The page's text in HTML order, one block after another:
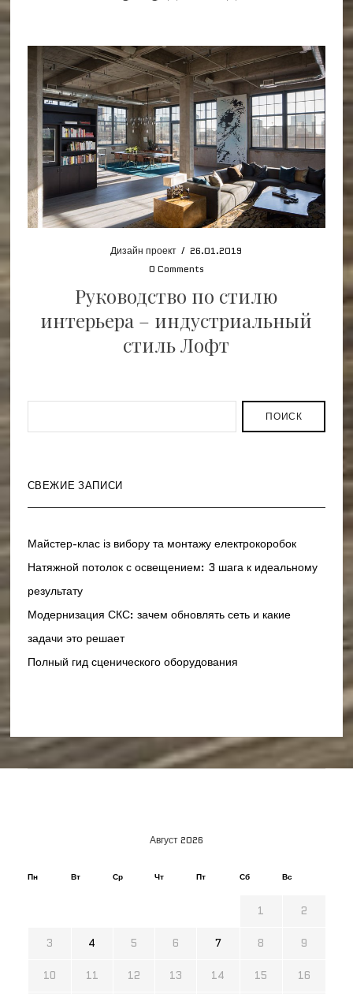
Дизайн проект / 26.01.2019
0 Comments
Руководство по стилю
интерьера – индустриальный
стиль Лофт
ПОИСК
СВЕЖИЕ ЗАПИСИ
Майстер-клас із вибору та монтажу електрокоробок
Натяжной потолок с освещением: 3 шага к идеальному
результату
Модернизация СКС: зачем обновлять сеть и какие
задачи это решает
Полный гид сценического оборудования
Август 2026
Пн Вт Ср Чт Пт Сб Вс
1 2
3 4 5 6 7 8 9
10 11 12 13 14 15 16